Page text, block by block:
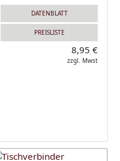
DATENBLATT
PREISLISTE
8,95 €
zzgl. Mwst